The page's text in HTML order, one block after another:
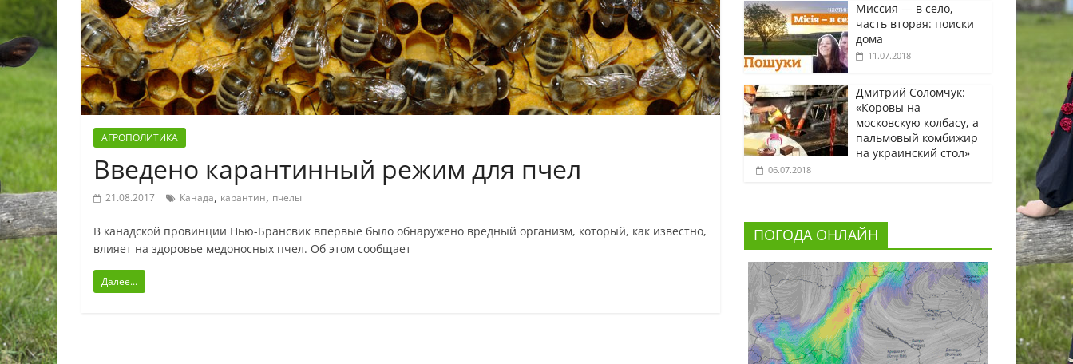
АГРОПОЛИТИКА
Введено карантинный режим для пчел
21.08.2017 Канада, карантин, пчелы
В канадской провинции Нью-Брансвик впервые было обнаружено вредный организм, который, как известно,
влияет на здоровье медоносных пчел. Об этом сообщает
Далее...
Миссия — в село,
часть вторая: поиски
дома
11.07.2018
Дмитрий Соломчук:
«Коровы на
московскую колбасу, а
пальмовый комбижир
на украинский стол»
06.07.2018
ПОГОДА ОНЛАЙН